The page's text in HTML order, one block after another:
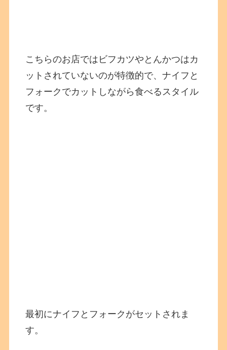
こちらのお店ではビフカツやとんかつはカ
ットされていないのが特徴的で、ナイフと
フォークでカットしながら食べるスタイル
です。
最初にナイフとフォークがセットされま
す。